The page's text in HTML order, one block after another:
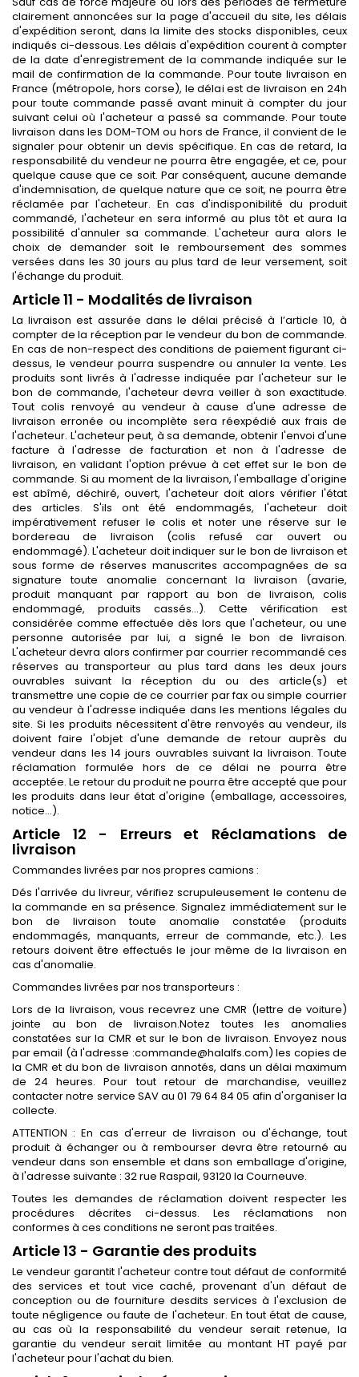
clairement annoncées sur la page d'accueil du site, les délais
d'expédition seront, dans la limite des stocks disponibles, ceux
indiqués ci-dessous. Les délais d'expédition courent à compter
de la date d'enregistrement de la commande indiquée sur le
mail de confirmation de la commande. Pour toute livraison en
France (métropole, hors corse), le délai est de livraison en 24h
pour toute commande passé avant minuit à compter du jour
suivant celui où l'acheteur a passé sa commande. Pour toute
livraison dans les DOM-TOM ou hors de France, il convient de le
signaler pour obtenir un devis spécifique. En cas de retard, la
responsabilité du vendeur ne pourra être engagée, et ce, pour
quelque cause que ce soit. Par conséquent, aucune demande
d'indemnisation, de quelque nature que ce soit, ne pourra être
réclamée par l'acheteur. En cas d'indisponibilité du produit
commandé, l'acheteur en sera informé au plus tôt et aura la
possibilité d'annuler sa commande. L'acheteur aura alors le
choix de demander soit le remboursement des sommes
versées dans les 30 jours au plus tard de leur versement, soit
l'échange du produit.
Article 11 - Modalités de livraison
La livraison est assurée dans le délai précisé à l’article 10, à
compter de la réception par le vendeur du bon de commande.
En cas de non-respect des conditions de paiement figurant ci-
dessus, le vendeur pourra suspendre ou annuler la vente. Les
produits sont livrés à l'adresse indiquée par l'acheteur sur le
bon de commande, l'acheteur devra veiller à son exactitude.
Tout colis renvoyé au vendeur à cause d'une adresse de
livraison erronée ou incomplète sera réexpédié aux frais de
l'acheteur. L'acheteur peut, à sa demande, obtenir l'envoi d'une
facture à l'adresse de facturation et non à l'adresse de
livraison, en validant l'option prévue à cet effet sur le bon de
commande. Si au moment de la livraison, l'emballage d'origine
est abîmé, déchiré, ouvert, l'acheteur doit alors vérifier l'état
des articles. S'ils ont été endommagés, l'acheteur doit
impérativement refuser le colis et noter une réserve sur le
bordereau de livraison (colis refusé car ouvert ou
endommagé). L'acheteur doit indiquer sur le bon de livraison et
sous forme de réserves manuscrites accompagnées de sa
signature toute anomalie concernant la livraison (avarie,
produit manquant par rapport au bon de livraison, colis
endommagé, produits cassés...). Cette vérification est
considérée comme effectuée dès lors que l'acheteur, ou une
personne autorisée par lui, a signé le bon de livraison.
L'acheteur devra alors confirmer par courrier recommandé ces
réserves au transporteur au plus tard dans les deux jours
ouvrables suivant la réception du ou des article(s) et
transmettre une copie de ce courrier par fax ou simple courrier
au vendeur à l'adresse indiquée dans les mentions légales du
site. Si les produits nécessitent d'être renvoyés au vendeur, ils
doivent faire l'objet d'une demande de retour auprès du
vendeur dans les 14 jours ouvrables suivant la livraison. Toute
réclamation formulée hors de ce délai ne pourra être
acceptée. Le retour du produit ne pourra être accepté que pour
les produits dans leur état d'origine (emballage, accessoires,
notice...).
Article 12 - Erreurs et Réclamations de
livraison
Commandes livrées par nos propres camions :
Dés l'arrivée du livreur, vérifiez scrupuleusement le contenu de
la commande en sa présence. Signalez immédiatement sur le
bon de livraison toute anomalie constatée (produits
endommagés, manquants, erreur de commande, etc.). Les
retours doivent être effectués le jour même de la livraison en
cas d'anomalie.
Commandes livrées par nos transporteurs :
Lors de la livraison, vous recevrez une CMR (lettre de voiture)
jointe au bon de livraison.Notez toutes les anomalies
constatées sur la CMR et sur le bon de livraison. Envoyez nous
par email (à l'adresse :commande@halalfs.com) les copies de
la CMR et du bon de livraison annotés, dans un délai maximum
de 24 heures. Pour tout retour de marchandise, veuillez
contacter notre service SAV au 01 79 64 84 05 afin d'organiser la
collecte.
ATTENTION : En cas d'erreur de livraison ou d'échange, tout
produit à échanger ou à rembourser devra être retourné au
vendeur dans son ensemble et dans son emballage d'origine,
à l'adresse suivante : 32 rue Raspail, 93120 la Courneuve.
Toutes les demandes de réclamation doivent respecter les
procédures décrites ci-dessus. Les réclamations non
conformes à ces conditions ne seront pas traitées.
Article 13 - Garantie des produits
Le vendeur garantit l'acheteur contre tout défaut de conformité
des services et tout vice caché, provenant d'un défaut de
conception ou de fourniture desdits services à l'exclusion de
toute négligence ou faute de l'acheteur. En tout état de cause,
au cas où la responsabilité du vendeur serait retenue, la
garantie du vendeur serait limitée au montant HT payé par
l'acheteur pour l'achat du bien.